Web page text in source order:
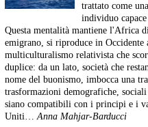
trattato come
individuo
Questa mentalità mantiene l'Africa
emigrano, si riproduce in Occidente
multiculturalismo relativista che
duplice: da un lato, società che
nome del buonismo, imbocca una
trasformazioni demografiche,
siano compatibili con i principi e i
Uniti…Anna Mahjar-Barducci